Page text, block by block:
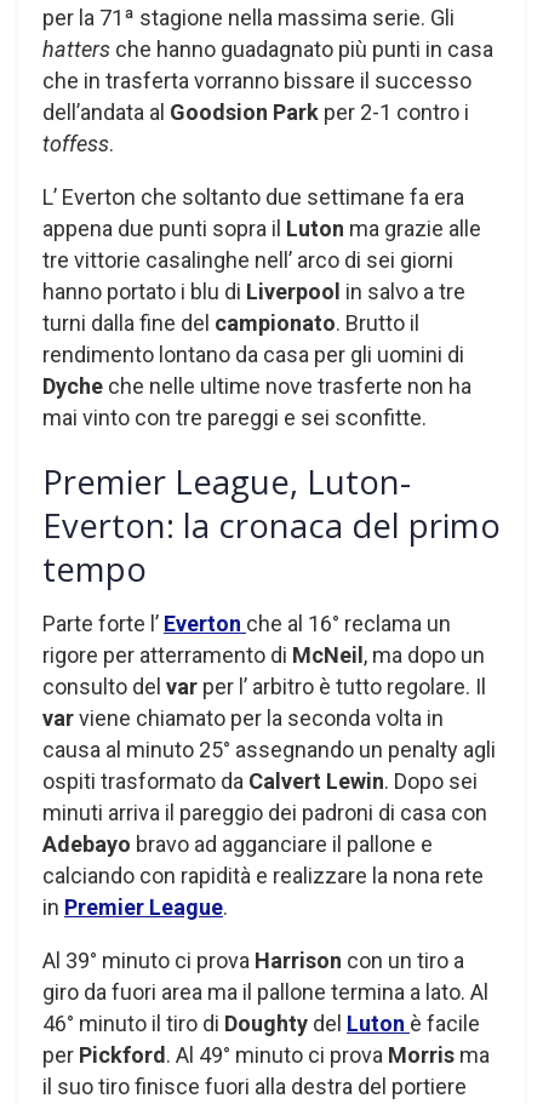
per la 71ª stagione nella massima serie. Gli
hatters che hanno guadagnato più punti in casa
che in trasferta vorranno bissare il successo
dell’andata al Goodsion Park per 2-1 contro i
toffess.
L’ Everton che soltanto due settimane fa era
appena due punti sopra il Luton ma grazie alle
tre vittorie casalinghe nell’ arco di sei giorni
hanno portato i blu di Liverpool in salvo a tre
turni dalla fine del campionato. Brutto il
rendimento lontano da casa per gli uomini di
Dyche che nelle ultime nove trasferte non ha
mai vinto con tre pareggi e sei sconfitte.
Premier League, Luton-
Everton: la cronaca del primo
tempo
Parte forte l’ Everton che al 16° reclama un
rigore per atterramento di McNeil , ma dopo un
consulto del var per l’ arbitro è tutto regolare. Il
varviene chiamato per la seconda volta in
causa al minuto 25° assegnando un penalty agli
ospiti trasformato da Calvert Lewin. Dopo sei
minuti arriva il pareggio dei padroni di casa con
Adebayo bravo ad agganciare il pallone e
calciando con rapidità e realizzare la nona rete
in Premier League.
Al 39° minuto ci prova Harrison con un tiro a
giro da fuori area ma il pallone termina a lato. Al
46° minuto il tiro di Doughty del Luton è facile
per Pickford . Al 49° minuto ci prova Morris ma
il suo tiro finisce fuori alla destra del portiere